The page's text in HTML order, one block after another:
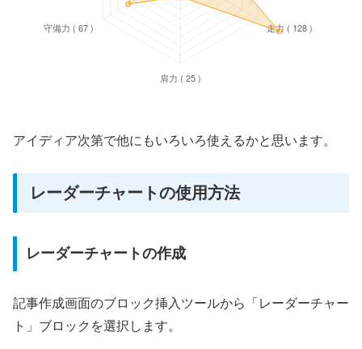
アイディア次第で他にもいろいろ使えるかと思います。
レーダーチャートの使用方法
レーダーチャートの作成
記事作成画面のブロック挿入ツールから「レーダーチャー
ト」ブロックを選択します。